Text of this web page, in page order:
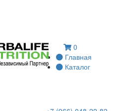
0
Главная
Каталог